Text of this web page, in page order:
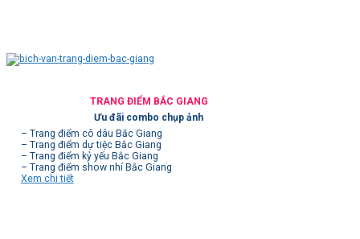
TRANG ĐIỂM BẮC GIANG
Ưu đãi combo chụp ảnh
– Trang điểm cô dâu Bắc Giang
– Trang điểm dự tiệc Bắc Giang
– Trang điểm kỷ yếu Bắc Giang
– Trang điểm show nhí Bắc Giang
Xem chi tiết